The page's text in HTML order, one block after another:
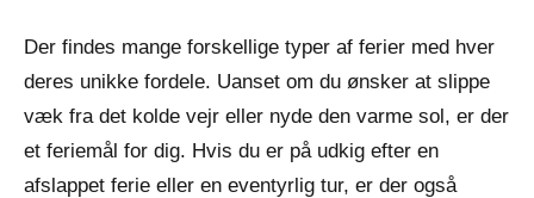
Der findes mange forskellige typer af ferier med hver
deres unikke fordele. Uanset om du ønsker at slippe
væk fra det kolde vejr eller nyde den varme sol, er der
et feriemål for dig. Hvis du er på udkig efter en
afslappet ferie eller en eventyrlig tur, er der også